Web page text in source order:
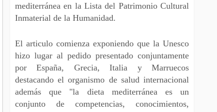
mediterránea en la Lista del Patrimonio Cultural
Inmaterial de la Humanidad.
El articulo comienza exponiendo que la Unesco
hizo lugar al pedido presentado conjuntamente
por España, Grecia, Italia y Marruecos
destacando el organismo de salud internacional
además que "la dieta mediterránea es un
conjunto de competencias, conocimientos,